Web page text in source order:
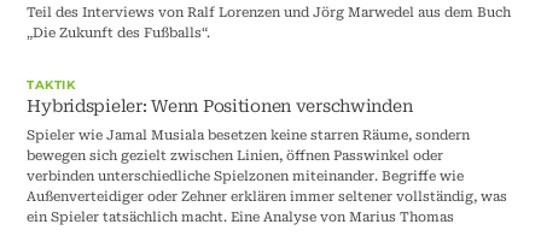
Teil des Interviews von Ralf Lorenzen und Jörg Marwedel aus dem Buch
„Die Zukunft des Fußballs“.
TAKTIK
Hybridspieler: Wenn Positionen verschwinden
Spieler wie Jamal Musiala besetzen keine starren Räume, sondern
bewegen sich gezielt zwischen Linien, öffnen Passwinkel oder
verbinden unterschiedliche Spielzonen miteinander. Begriffe wie
Außenverteidiger oder Zehner erklären immer seltener vollständig, was
ein Spieler tatsächlich macht. Eine Analyse von Marius Thomas